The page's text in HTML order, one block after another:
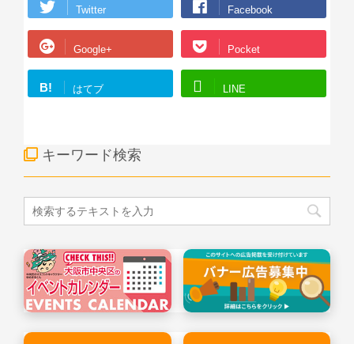
Twitter Facebook
Google+ Pocket
B! はてブ LINE
キーワード検索